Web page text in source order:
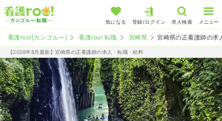
気になる 登録/ログイン 求人検索 メニュー
看護roo![カンゴルー] 看護roo! 転職 宮崎県 宮崎県の正看護師の求
【2026年8月最新】宮崎県の正看護師の求人・転職・給料